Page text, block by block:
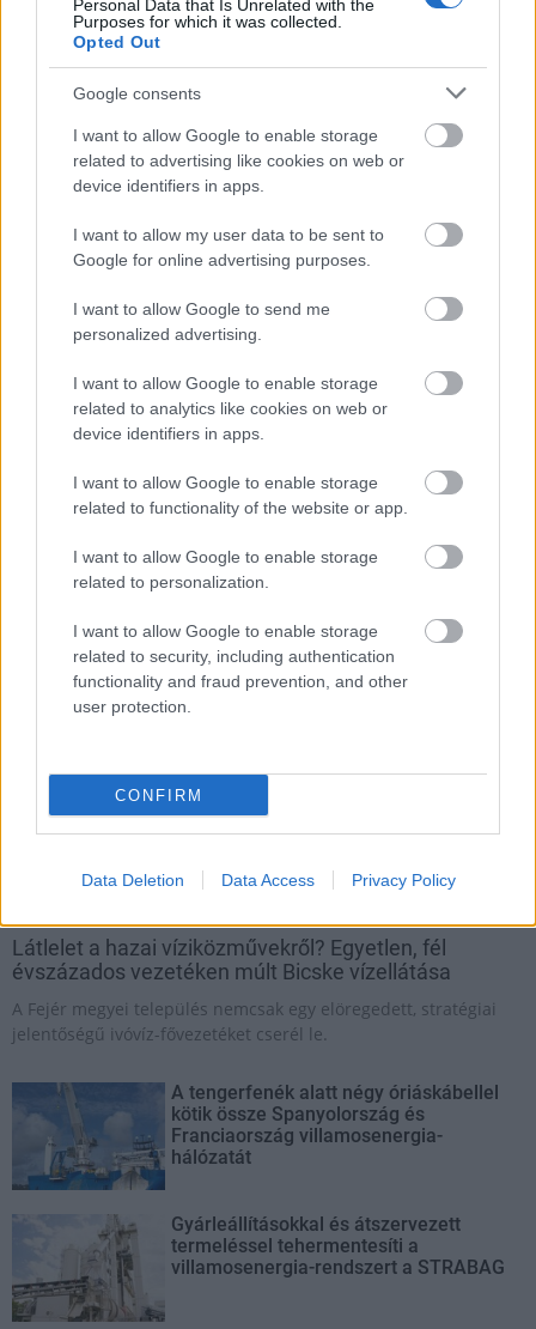
Personal Data that Is Unrelated with the
Purposes for which it was collected.
Opted Out
Google consents
I want to allow Google to enable storage
related to advertising like cookies on web or
device identifiers in apps.
I want to allow my user data to be sent to
Google for online advertising purposes.
I want to allow Google to send me
personalized advertising.
I want to allow Google to enable storage
related to analytics like cookies on web or
device identifiers in apps.
I want to allow Google to enable storage
related to functionality of the website or app.
I want to allow Google to enable storage
related to personalization.
I want to allow Google to enable storage
related to security, including authentication
functionality and fraud prevention, and other
user protection.
CONFIRM
Data Deletion Data Access Privacy Policy
Debrecen közterek
Még több zöld, még több virág és új játszótér
Debrecen egyik legfontosabb terén
Átfogó fejlesztéssel és többek közt új játszótérrel lép előre a
történelmi és földrajzi szempontból is kiemelkedő Bem tér; már
keresik a kivitelezőt.
Már költözhetők az Epres Liget első
épületei, a további házakon a befejező
Fából épül Budakeszi új óvodája
Látlelet a hazai víziközművekről? Egyetlen, fél
évszázados vezetéken múlt Bicske vízellátása
A Fejér megyei település nemcsak egy elöregedett, stratégiai
jelentőségű ivóvíz-fővezetéket cserél le.
A tengerfenék alatt négy óriáskábellel
kötik össze Spanyolország és
Franciaország villamosenergia-
hálózatát
Gyárleállításokkal és átszervezett
termeléssel tehermentesíti a
villamosenergia-rendszert a STRABAG